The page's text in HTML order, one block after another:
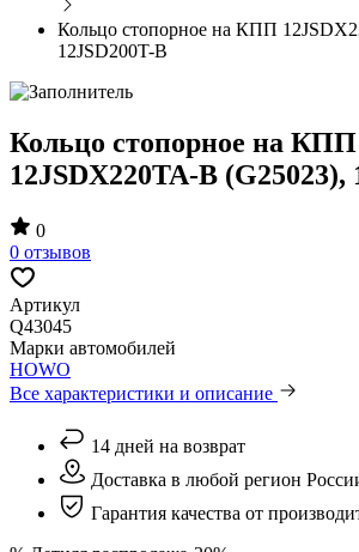
Кольцо стопорное на КПП
12JSD200T-B
Кольцо стопорное на КПП
12JSDX220TA-B (G25023),
0
0 отзывов
Артикул
Q43045
Марки автомобилей
HOWO
Все характеристики и описание
14 дней на возврат
Доставка в любой регион
Гарантия качества от